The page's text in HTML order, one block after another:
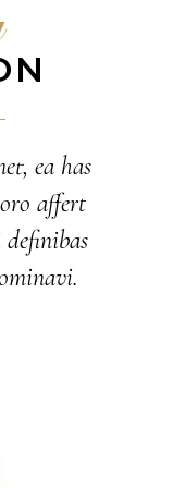
ea has
affert